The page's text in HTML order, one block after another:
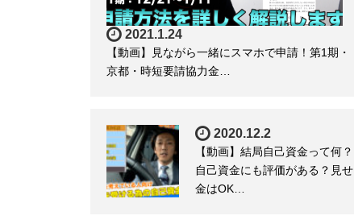
2021.1.24
【動画】見ながら一緒にスマホで申請！第1期・
京都・時短要請協力金…
2020.12.2
【動画】結局自己資金って何？
自己資金にも評価がある？見せ
金はOK…